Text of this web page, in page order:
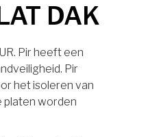
DAK
Pir heeft een
Pir
het isoleren van
platen worden